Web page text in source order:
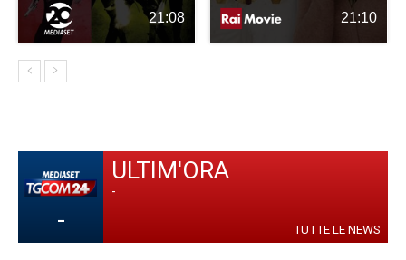
21:08 21:10
-
ULTIM'ORA
-
TUTTE LE NEWS